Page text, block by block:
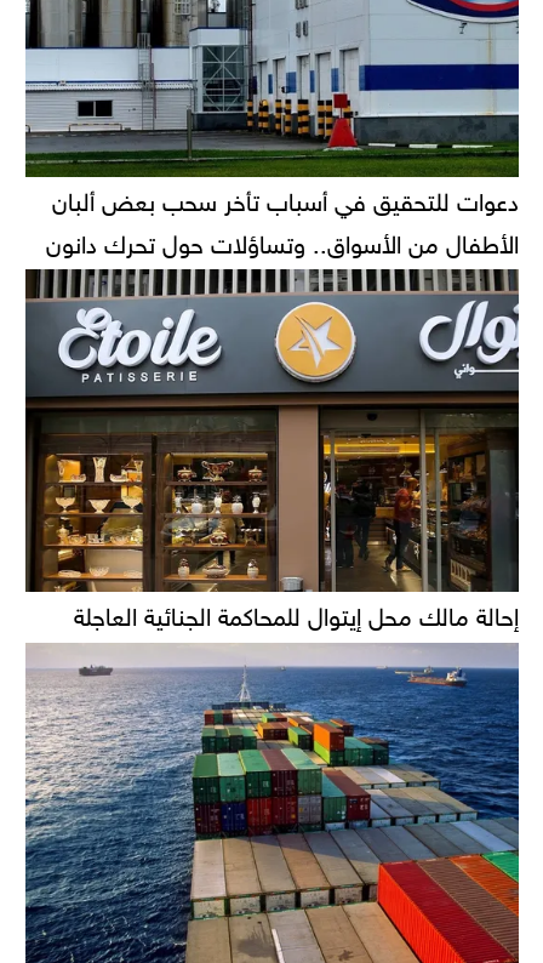
دعوات للتحقيق في أسباب تأخر سحب بعض ألبان
الأطفال من الأسواق.. وتساؤلات حول تحرك دانون
إحالة مالك محل إيتوال للمحاكمة الجنائية العاجلة